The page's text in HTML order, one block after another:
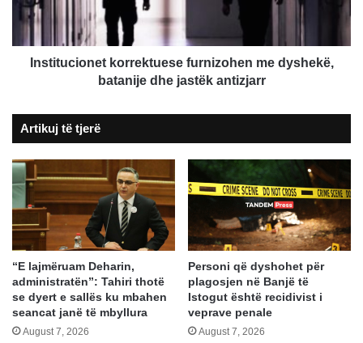
dhe
jastëk
antizjarr
Institucionet korrektuese furnizohen me dyshekë,
batanije dhe jastëk antizjarr
Artikuj të tjerë
“E lajmëruam Deharin,
administratën”: Tahiri thotë
se dyert e sallës ku mbahen
seancat janë të mbyllura
August 7, 2026
Personi që dyshohet për
plagosjen në Banjë të
Istogut është recidivist i
veprave penale
August 7, 2026